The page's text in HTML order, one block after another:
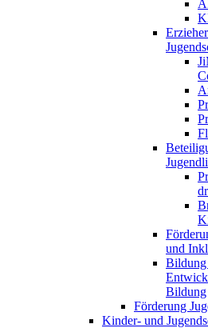
und
Bildung
Bildung
Förderung
Kinder- und